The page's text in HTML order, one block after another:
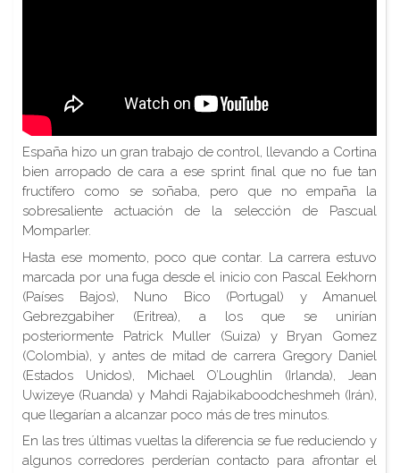
España hizo un gran trabajo de control, llevando a Cortina
bien arropado de cara a ese sprint final que no fue tan
fructífero como se soñaba, pero que no empaña la
sobresaliente actuación de la selección de Pascual
Momparler.
Hasta ese momento, poco que contar. La carrera estuvo
marcada por una fuga desde el inicio con Pascal Eekhorn
(Países Bajos), Nuno Bico (Portugal) y Amanuel
Gebrezgabiher (Eritrea), a los que se unirían
posteriormente Patrick Muller (Suiza) y Bryan Gomez
(Colombia), y antes de mitad de carrera Gregory Daniel
(Estados Unidos), Michael O’Loughlin (Irlanda), Jean
Uwizeye (Ruanda) y Mahdi Rajabikaboodcheshmeh (Irán),
que llegarían a alcanzar poco más de tres minutos.
En las tres últimas vueltas la diferencia se fue reduciendo y
algunos corredores perderían contacto para afrontar el